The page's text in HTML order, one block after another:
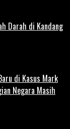
Darah di Kandang
di Kasus Mark
Negara Masih